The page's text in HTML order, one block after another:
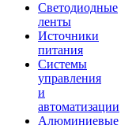
Светодиодные
ленты
Источники
питания
Системы
управления
и
автоматизации
Алюминиевые